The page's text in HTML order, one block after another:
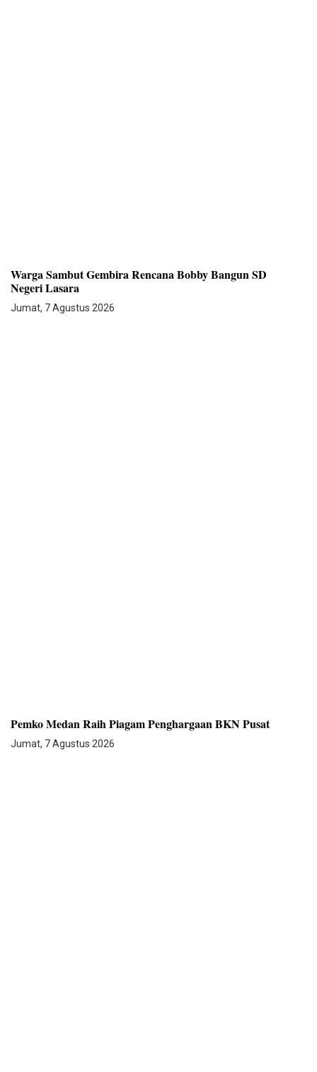
Warga Sambut Gembira Rencana Bobby Bangun SD
Negeri Lasara
Jumat, 7 Agustus 2026
Pemko Medan Raih Piagam Penghargaan BKN Pusat
Jumat, 7 Agustus 2026